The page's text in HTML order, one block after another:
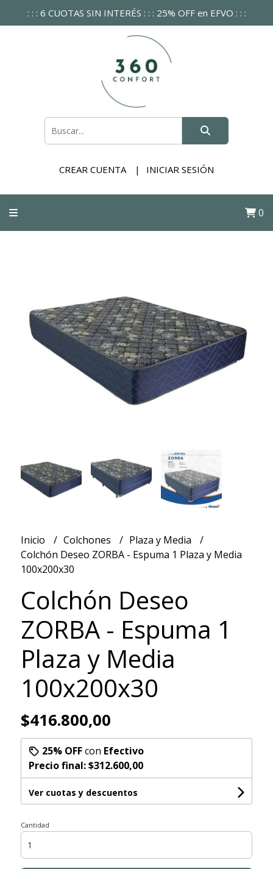
: : : 6 CUOTAS SIN INTERÉS : : : 25% OFF en EFVO : : :
CREAR CUENTA INICIAR SESIÓN
0
Inicio Colchones
Plaza y Media
Colchón Deseo ZORBA - Espuma 1 Plaza y Media
100x200x30
Colchón Deseo
ZORBA - Espuma 1
Plaza y Media
100x200x30
$416.800,00
25% OFFcon Efectivo
Precio final:$312.600,00
Ver cuotas y descuentos
Cantidad